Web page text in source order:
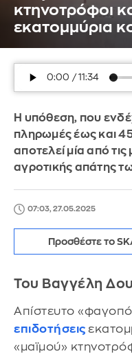
κτηνοτρόφοι
εκατομμύρια
Η υπόθεση, που
πληρωμές έως και
αποτελεί μία από
αγροτικής απάτης
07:03, 27.05.2025
Προσθέστε το
Του Βαγγέλη
Απίστευτο
επιδοτήσεις
«μαϊμού»